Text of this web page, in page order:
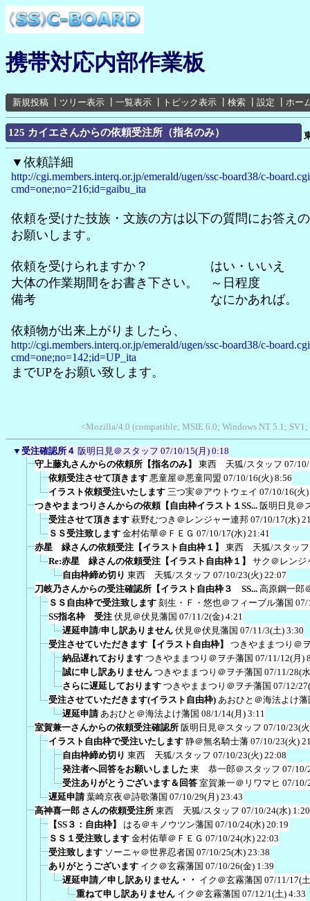
携帯対応内部作業板
新規投稿 ツリー表示 一覧表示 トピック表示 検索 設定 ホー
125 カイエさんからの依頼受注所（指名のみ）
▼依頼詳細
http://cgi.members.interq.or.jp/emerald/ugen/ssc-board38/c-
cmd=one;no=216;id=gaibu_ita
依頼を受けた技族・文族の方は以下の質問にお答え
お願いします。
依頼を受けられますか？ はい・いいえ
大体の作業期間をお書き下さい。 ～日程度
備考 なにかあれば。
依頼物が出来上がりましたら、
http://cgi.members.interq.or.jp/emerald/ugen/ssc-board38/c-
cmd=one;no=142;id=UP_ita
までUPをお願い致します。
<Mozilla/4.0 (compatible; MSIE 6.0; Windows NT 5.1;
▼ 受注確認所４ 阪明日見＠スタッフ 07/10/15(月) 0:18
守上藤丸さんからの依頼所【指名のみ】
東西 天狐/スタッフ 07/
依頼受注させて頂きます 悪童屋＠悪童同盟 07/10/16(火) 8:56
イラスト依頼受注いたします 三つ実＠アウトウェイ 07/10/16(火
つきやままつりさんからの依頼【自由枠イラスト１SS... 阪明日見＠
受注させて頂きます 萩野むつき＠レンジャー連邦 07/10/17(水)
ＳＳ受注致します 金村佑華＠ＦＥＧ 07/10/17(水) 21:41
赤星 緑さんの依頼受注【イラスト自由枠１】
東西 天狐/スタッフ
Re:赤星 緑さんの依頼受注【イラスト自由枠１】
サク＠レンジ
自由枠締め切り 東西 天狐/スタッフ 07/10/23(火) 22:07
刀岐乃さんからの受注確認所【イラスト自由枠３ SS... 高原鋼一郎
ＳＳ自由枠で受注致します 刻生・Ｆ・悠也＠フィーブル藩国 07/
SS指名枠 受注 伏見＠伏見藩国 07/11/2(金) 4:21
遅延申請/申し訳ありません 伏見＠伏見藩国 07/11/3(土) 3:30
受注させていただきます【イラスト自由枠】
つきやままつり＠
納品遅れております つきやままつり＠ヲチ藩国 07/11/12(月)
誠に申し訳ありません つきやままつり＠ヲチ藩国 07/11/28(
さらに遅延しております つきやままつり＠ヲチ藩国 07/12/
受注させていただきます(イラスト自由枠) あおひと＠海法よけ藩
遅延申請 あおひと＠海法よけ藩国 08/1/14(月) 3:11
室賀兼一さんからの依頼受注確認所 阪明日見＠スタッフ 07/10/23(
イラスト自由枠で受注いたします 静＠無名騎士藩 07/10/23(火)
自由枠締め切り 東西 天狐/スタッフ 07/10/23(火) 22:08
発注者へ回答をお願いしました 東 恭一郎＠スタッフ 07/10/
受注ありがとうございます＆回答 室賀兼一＠リワマヒ 07/10/
遅延申請 葉崎京夜＠詩歌藩国 07/10/29(月) 23:43
高神喜一郎 さんの依頼受注所 東西 天狐/スタッフ 07/10/24(水) 1:20
【SS３：自由枠】
はる＠キノウツン藩国 07/10/24(水) 20:19
ＳＳ１受注致します 金村佑華＠ＦＥＧ 07/10/24(水) 22:03
受注致します ソーニャ＠世界忍者国 07/10/25(木) 23:38
ありがとうございます イク＠玄霧藩国 07/10/26(金) 1:39
遅延申請／申し訳ありません・・ イク＠玄霧藩国 07/11/17(
重ねて申し訳ありません イク＠玄霧藩国 07/12/1(土) 4:33